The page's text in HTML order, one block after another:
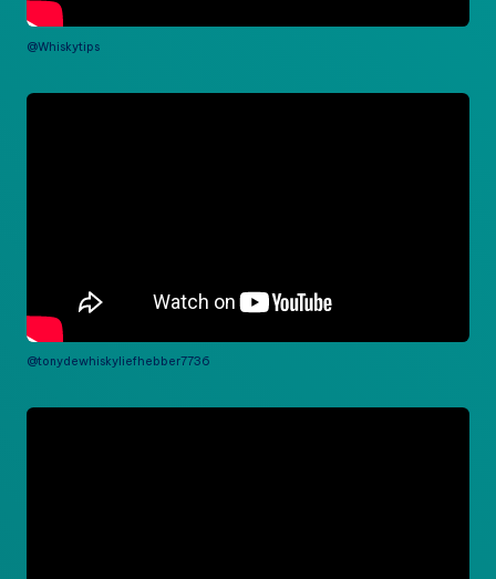
@Whiskytips
@tonydewhiskyliefhebber7736